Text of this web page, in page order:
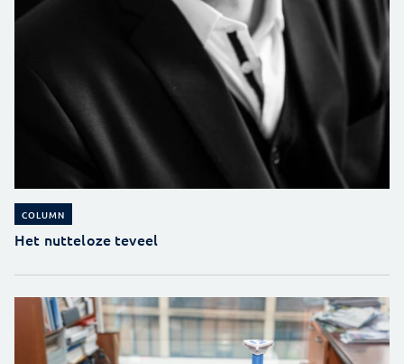
COLUMN
Het nutteloze teveel